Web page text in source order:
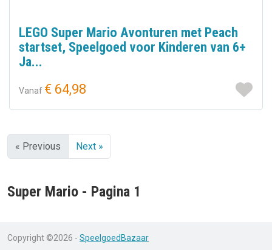
LEGO Super Mario Avonturen met Peach
startset, Speelgoed voor Kinderen van 6+
Ja...
Vanaf € 64,98
« Previous Next »
Super Mario - Pagina 1
Copyright ©2026 - SpeelgoedBazaar